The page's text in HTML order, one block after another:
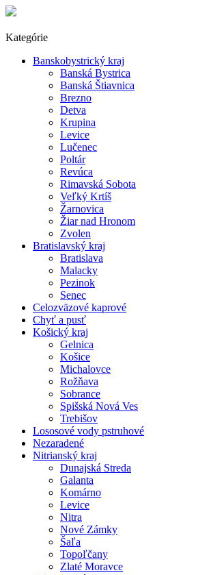
Kategórie
Banskobystrický kraj
Banská Bystrica
Banská Štiavnica
Brezno
Detva
Krupina
Levice
Lučenec
Poltár
Revúca
Rimavská Sobota
Veľký Krtíš
Žarnovica
Žiar nad Hronom
Zvolen
Bratislavský kraj
Bratislava
Malacky
Pezinok
Senec
Celozväzové kaprové
Chyť a pusť
Košický kraj
Gelnica
Košice
Michalovce
Rožňava
Sobrance
Spišská Nová Ves
Trebišov
Lososové vody pstruhové
Nezaradené
Nitrianský kraj
Dunajská Streda
Galanta
Komárno
Levice
Nitra
Nové Zámky
Šaľa
Topoľčany
Zlaté Moravce